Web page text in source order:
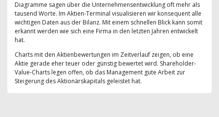
Diagramme sagen über die Unternehmensentwicklung oft mehr als
tausend Worte. Im Aktien-Terminal visualisieren wir konsequent alle
wichtigen Daten aus der Bilanz. Mit einem schnellen Blick kann somit
erkannt werden wie sich eine Firma in den letzten Jahren entwickelt
hat.
Charts mit den Aktienbewertungen im Zeitverlauf zeigen, ob eine
Aktie gerade eher teuer oder günstig bewertet wird. Shareholder-
Value-Charts legen offen, ob das Management gute Arbeit zur
Steigerung des Aktionärskapitals geleistet hat.